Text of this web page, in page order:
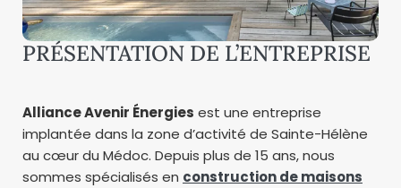
PRÉSENTATION DE L’ENTREPRISE
Alliance Avenir Énergies est une entreprise
implantée dans la zone d’activité de Sainte-Hélène
au cœur du Médoc. Depuis plus de 15 ans, nous
sommes spécialisés en construction de maisons